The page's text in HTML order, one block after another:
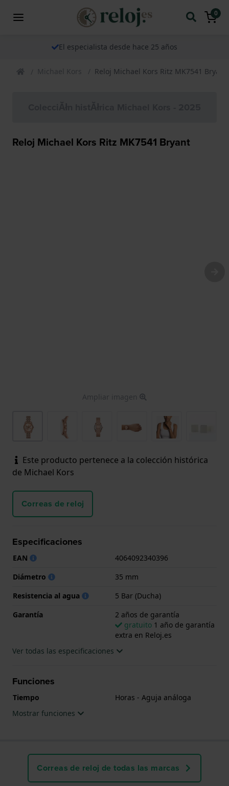
0
El especialista desde hace 25 años
Michael Kors Reloj Michael Kors Ritz MK7541 Bryant
Reloj Michael Kors Ritz MK7541 Bryant
Ampliar imagen
Este producto pertenece a la colección histórica
de Michael Kors
Correas de reloj
Especificaciones
EAN
4064092340396
Diámetro
35 mm
Resistencia al agua
5 Bar (Ducha)
Garantía
2 años de garantía
gratuito 1 año de garantía
extra en Reloj.es
Ver todas las especificaciones
Funciones
Tiempo
Horas - Aguja análoga
Mostrar funciones
Correas de reloj de todas las marcas